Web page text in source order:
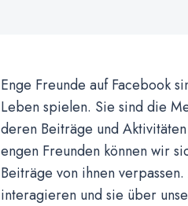
Enge Freunde auf Facebook
Leben spielen. Sie sind die
deren Beiträge und
engen Freunden können wir
Beiträge von ihnen
interagieren und sie über